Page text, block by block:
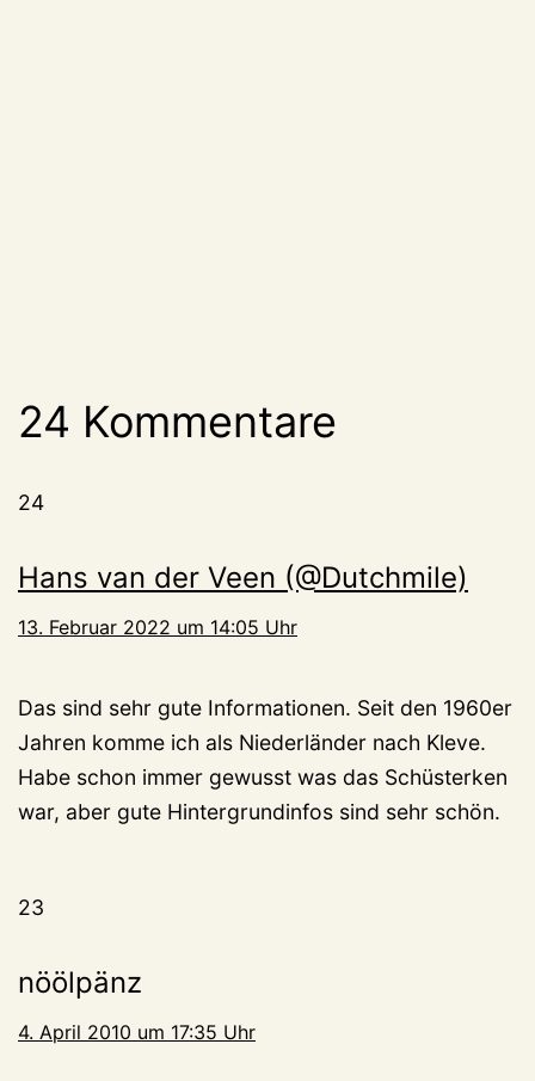
24 Kommentare
24
Hans van der Veen (@Dutchmile)
13. Februar 2022 um 14:05 Uhr
Das sind sehr gute Informationen. Seit den 1960er
Jahren komme ich als Niederländer nach Kleve.
Habe schon immer gewusst was das Schüsterken
war, aber gute Hintergrundinfos sind sehr schön.
23
nöölpänz
4. April 2010 um 17:35 Uhr